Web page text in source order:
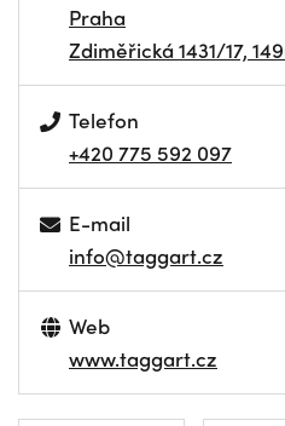
Praha
Zdiměřická 1431/17,
Telefon
+420 775 592 097
E-mail
info@taggart.cz
Web
www.taggart.cz